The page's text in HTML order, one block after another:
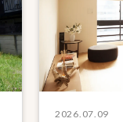
2026.07.09